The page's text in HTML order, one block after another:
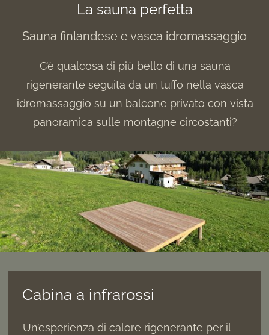
La sauna perfetta
Sauna finlandese e vasca idromassaggio
C’è qualcosa di più bello di una sauna
rigenerante seguita da un tuffo nella vasca
idromassaggio su un balcone privato con vista
panoramica sulle montagne circostanti?
Cabina a infrarossi
Un’esperienza di calore rigenerante per il